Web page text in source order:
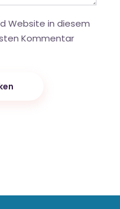
Website in diesem
Kommentar